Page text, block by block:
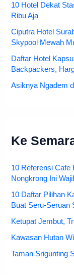
10 Hotel Dekat
Ribu Aja
Ciputra Hotel
Skypool Mewah
Daftar Hotel
Backpackers,
Asiknya Ngadem
Ke
10 Referensi Cafe
Nongkrong Ini
10 Daftar Pilihan
Buat Seru-Seruan
Ketupat Jembut,
Kawasan Hutan
Taman Srigunting